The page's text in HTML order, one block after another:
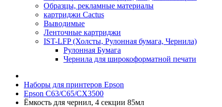
Образцы, рекламные материалы
картриджи Cactus
Выводимые
Ленточные картриджи
IST-LFP (Холсты, Рулонная бумага, Чернила)
Рулонная Бумага
Чернила для широкоформатной печати
Наборы для принтеров Epson
Epson C63/C65/CX3500
Ёмкость для чернил, 4 секции 85мл